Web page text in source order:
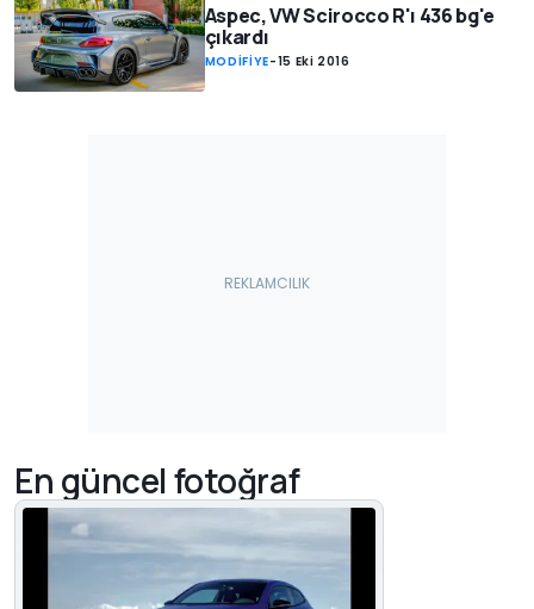
Aspec, VW Scirocco R'ı 436 bg'e
çıkardı
MODİFİYE-15 Eki 2016
En güncel fotoğraf